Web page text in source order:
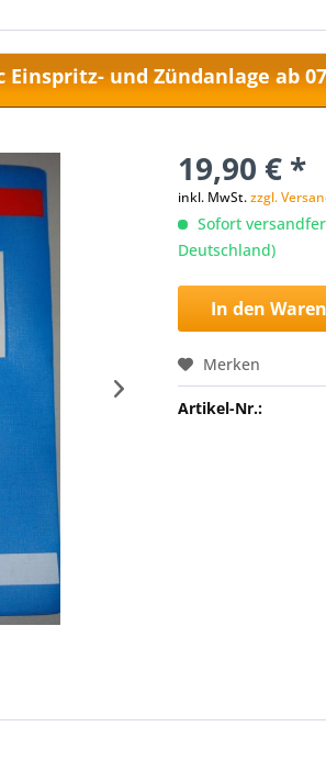
und Zündanlage ab
19,90 € *
inkl. MwSt.zzgl.
Sofort
Deutschland)
In den
Merken
Artikel-Nr.: